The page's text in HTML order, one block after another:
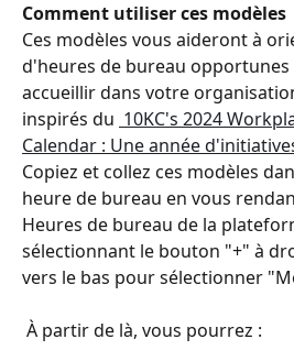
Comment utiliser ces modèles
Ces modèles vous aideront à
d'heures de bureau opportunes
accueillir dans votre
inspirés du 10KC's 2024
Calendar : Une année
Copiez et collez ces modèles
heure de bureau en vous
Heures de bureau de la
sélectionnant le bouton "+" à
vers le bas pour sélectionner
À partir de là, vous pourrez :